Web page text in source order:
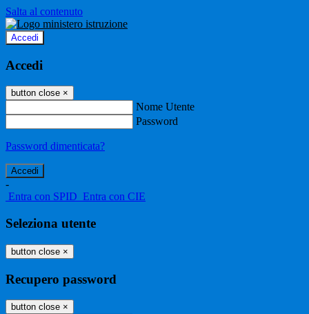
Salta al contenuto
Accedi
Accedi
button close ×
Nome Utente
Password
Password dimenticata?
-
Entra con SPID Entra con CIE
Seleziona utente
button close ×
Recupero password
button close ×